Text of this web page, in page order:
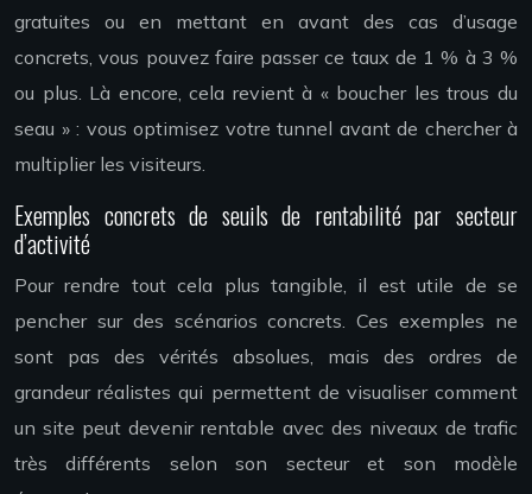
gratuites ou en mettant en avant des cas d’usage
concrets, vous pouvez faire passer ce taux de 1 % à 3 %
ou plus. Là encore, cela revient à « boucher les trous du
seau » : vous optimisez votre tunnel avant de chercher à
multiplier les visiteurs.
Exemples concrets de seuils de rentabilité par secteur
d’activité
Pour rendre tout cela plus tangible, il est utile de se
pencher sur des scénarios concrets. Ces exemples ne
sont pas des vérités absolues, mais des ordres de
grandeur réalistes qui permettent de visualiser comment
un site peut devenir rentable avec des niveaux de trafic
très différents selon son secteur et son modèle